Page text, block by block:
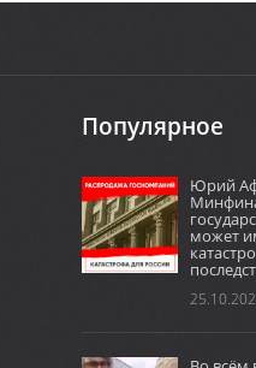
Популярное
Юрий
может